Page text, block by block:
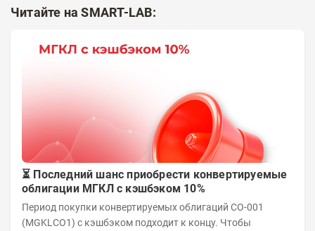
Читайте на SMART-LAB:
⏳ Последний шанс приобрести конвертируемые
облигации МГКЛ с кэшбэком 10%
Период покупки конвертируемых облигаций СО-001
(MGKLCO1) с кэшбэком подходит к концу. Чтобы